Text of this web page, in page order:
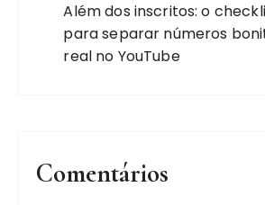
Além dos inscritos: o
para separar números
real no YouTube
Comentários